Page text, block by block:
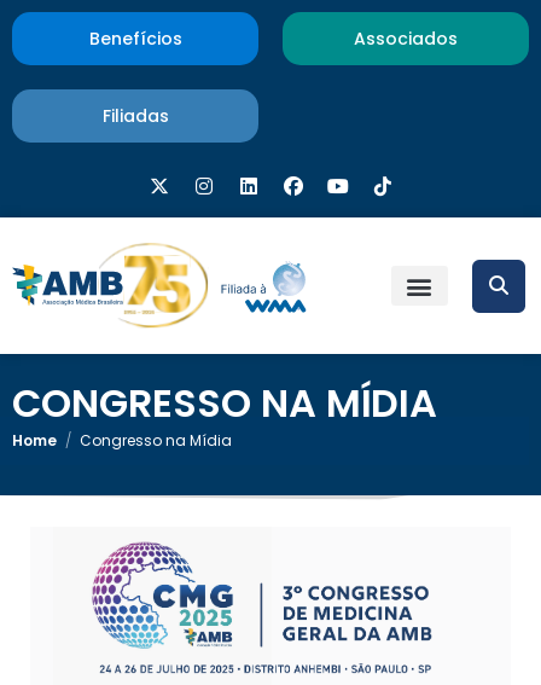
Benefícios Associados
Filiadas
CONGRESSO NA MÍDIA
Home / Congresso na Mídia